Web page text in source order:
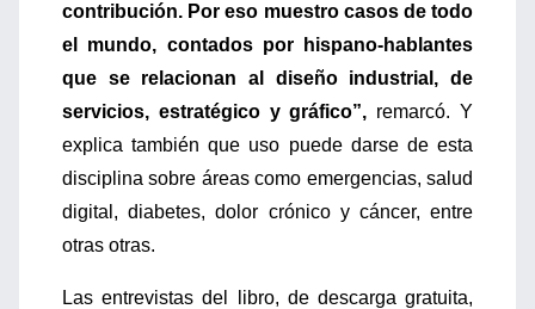
contribución. Por eso muestro casos de todo
el mundo, contados por hispano-hablantes
que se relacionan al diseño industrial, de
servicios, estratégico y gráfico”, remarcó. Y
explica también que uso puede darse de esta
disciplina sobre áreas como emergencias, salud
digital, diabetes, dolor crónico y cáncer, entre
otras otras.
Las entrevistas del libro, de descarga gratuita,